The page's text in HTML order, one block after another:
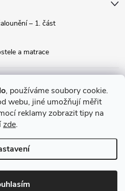
, používáme soubory cookie.
webu, jiné umožňují měřit
reklamy zobrazit tipy na
zde.
– 1. část
a matrace
. Všechna práva vyhrazena.Upravit
cookies